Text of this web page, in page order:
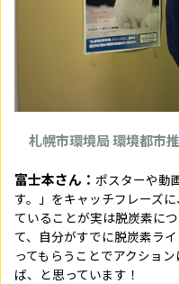
札幌市環境局 環境都市
富士本さん： ポスターや動
す。」をキャッチフレーズ
ていることが実は脱炭素に
て、自分がすでに脱炭素ラ
ってもらうことでアクショ
ば、と思っています！